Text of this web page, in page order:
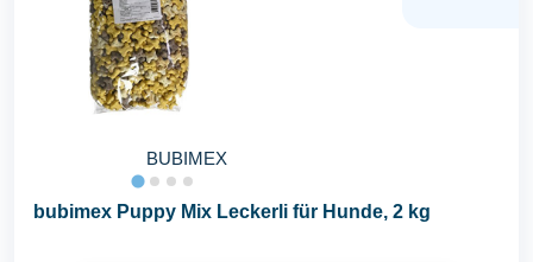
BUBIMEX
bubimex Puppy Mix Leckerli für Hunde, 2 kg